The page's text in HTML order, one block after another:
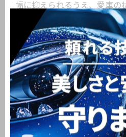
幅に抑えられるうえ、愛車の
ーティング剤や仕上げ方を自
ならではの達成感や、施工技
です。
おすすめのコーティング剤と
取りやすく失敗しにくいスプ
プタイプ、経験者には耐久性
ティング系が人気です。市販
寧に記載されているものも多